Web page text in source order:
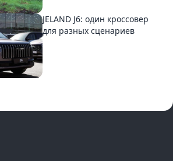
JELAND J6: один кроссовер
для разных сценариев